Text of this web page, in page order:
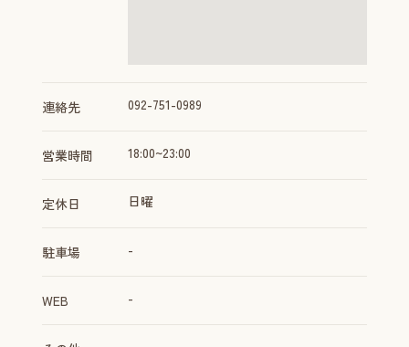
連絡先 092-751-0989
営業時間 18:00~23:00
定休日 日曜
駐車場 -
WEB -